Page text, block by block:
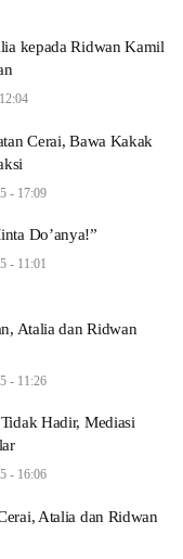
kepada Ridwan Kamil
Cerai, Bawa Kakak
- 17:09
Do’anya!”
- 11:01
Atalia dan Ridwan
- 11:26
Hadir, Mediasi
- 16:06
Atalia dan Ridwan